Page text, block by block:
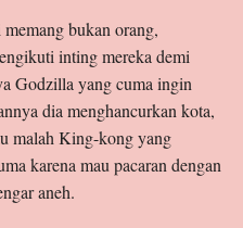
bukan orang,
inting mereka demi
Godzilla yang cuma ingin
dia menghancurkan kota,
malah King-kong yang
karena mau pacaran dengan
aneh.